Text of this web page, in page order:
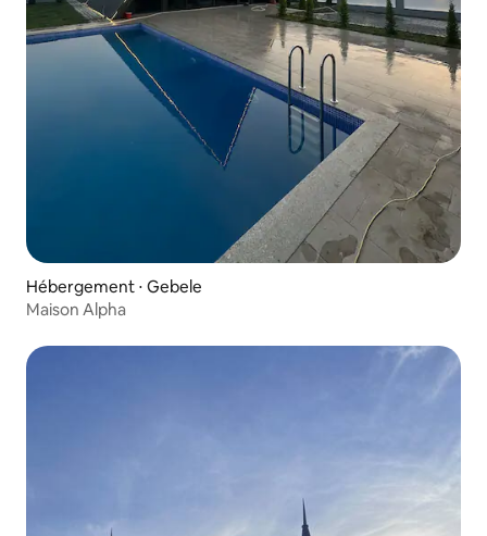
Hébergement ⋅ Gebele
Maison Alpha